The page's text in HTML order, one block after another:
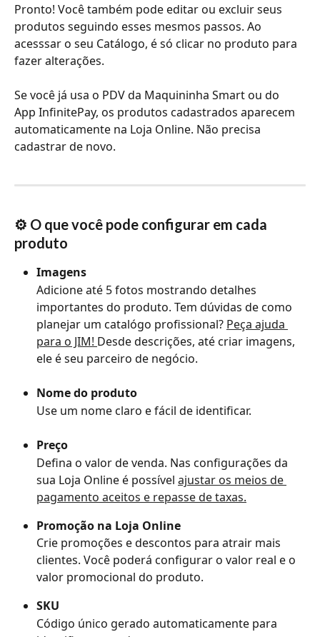
Pronto! Você também pode editar ou excluir seus
produtos seguindo esses mesmos passos. Ao
acesssar o seu Catálogo, é só clicar no produto para
fazer alterações.
Se você já usa o PDV da Maquininha Smart ou do
App InfinitePay, os produtos cadastrados aparecem
automaticamente na Loja Online. Não precisa
cadastrar de novo.
⚙️ O que você pode configurar em cada
produto
Imagens
Adicione até 5 fotos mostrando detalhes
importantes do produto. Tem dúvidas de como
planejar um catalógo profissional? Peça ajuda
para o JIM! Desde descrições, até criar imagens,
ele é seu parceiro de negócio.
Nome do produto
Use um nome claro e fácil de identificar.
Preço
Defina o valor de venda. Nas configurações da
sua Loja Online é possível ajustar os meios de
pagamento aceitos e repasse de taxas.
Promoção na Loja Online
Crie promoções e descontos para atrair mais
clientes. Você poderá configurar o valor real e o
valor promocional do produto.
SKU
Código único gerado automaticamente para